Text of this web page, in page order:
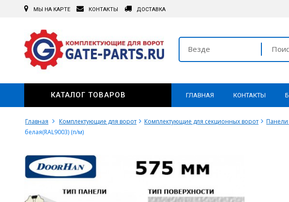
МЫ НА КАРТЕ КОНТАКТЫ ДОСТАВКА
Везде
ГЛАВНАЯ КОНТАКТЫ
КАТАЛОГ ТОВАРОВ
Главная Комплектующие для ворот Комплектующие для секционных ворот Панели
белая(RAL9003) (п/м)